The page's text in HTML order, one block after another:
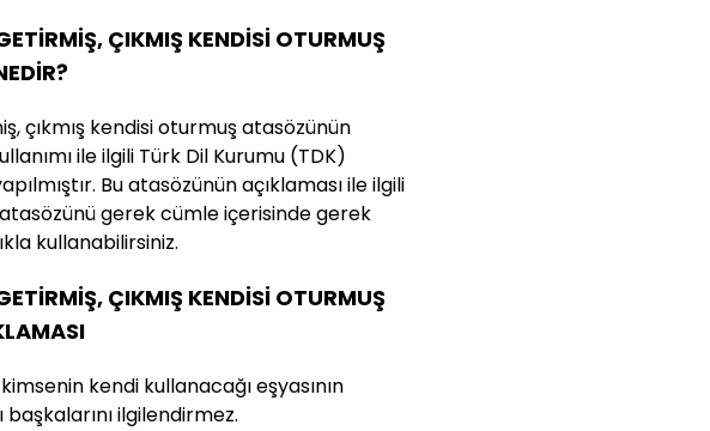
ÇIKMIŞ KENDİSİ OTURMUŞ
çıkmış kendisi oturmuş atasözünün
ile ilgili Türk Dil Kurumu (TDK)
Bu atasözünün açıklaması ile ilgili
gerek cümle içerisinde gerek
kullanabilirsiniz.
ÇIKMIŞ KENDİSİ OTURMUŞ
kendi kullanacağı eşyasının
ilgilendirmez.